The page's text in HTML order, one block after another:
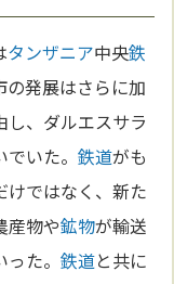
タンザニア中央鉄
発展はさらに加
し、ダルエスサラ
でいた。鉄道がも
けではなく、新た
産物や鉱物が輸送
った。鉄道と共に